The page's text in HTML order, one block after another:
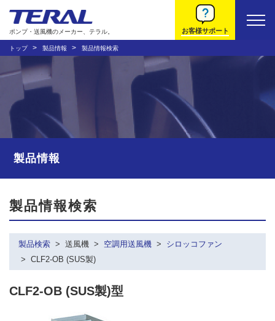
ポンプ・送風機のメーカー、テラル。 お客様サポート
トップ 製品情報 製品情報検索
製品情報
製品情報検索
製品検索 送風機 空調用送風機
シロッコファン
CLF2-OB (SUS製)
CLF2-OB (SUS製)型